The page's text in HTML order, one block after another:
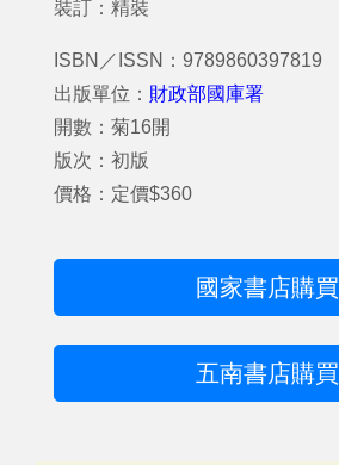
裝訂：精裝
ISBN／ISSN：9789860397819
出版單位： 財政部國庫署
開數：菊16開
版次：初版
價格：定價$360
國家書店購買
五南書店購買